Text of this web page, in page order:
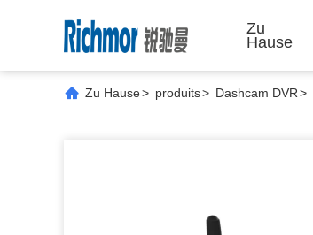
Zu
Hause
Zu Hause> produits> Dashcam DVR>